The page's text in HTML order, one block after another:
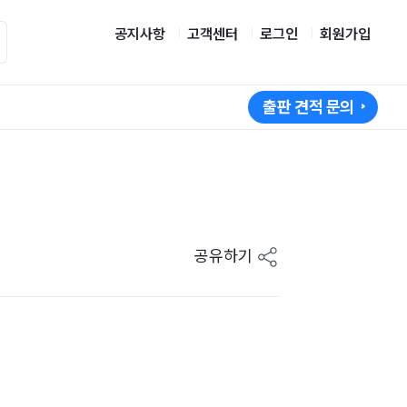
공지사항 고객센터 로그인 회원가입
출판 견적 문의
공유하기